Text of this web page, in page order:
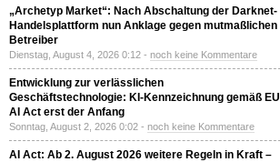
„Archetyp Market“: Nach Abschaltung der Darknet-
Handelsplattform nun Anklage gegen mutmaßlichen
Betreiber
Dienstag, August 4, 2026 0:12 - noch keine Kommentare
Entwicklung zur verlässlichen
Geschäftstechnologie: KI-Kennzeichnung gemäß EU
AI Act erst der Anfang
Sonntag, August 2, 2026 0:02 - noch keine Kommentare
AI Act: Ab 2. August 2026 weitere Regeln in Kraft –